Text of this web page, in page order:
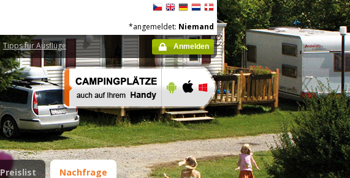
Tipps für Ausflüge
*angemeldet: Niemand
Anmelden
Preislist Nachfrage